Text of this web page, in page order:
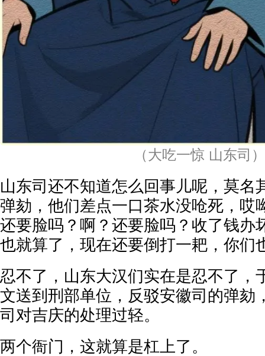
（大吃一惊 山东司）
山东司还不知道怎么回事儿呢，莫名
弹劾，他们差点一口茶水没呛死，哎
还要脸吗？啊？还要脸吗？收了钱办
也就算了，现在还要倒打一耙，你们
忍不了，山东大汉们实在是忍不了，
文送到刑部单位，反驳安徽司的弹劾
司对吉庆的处理过轻。
两个衙门，这就算是杠上了。